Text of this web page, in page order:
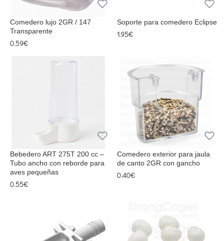
Comedero lujo 2GR / 147
Transparente
0.59€
Soporte para comedero Eclipse
1.95€
Bebedero ART 275T 200 cc –
Tubo ancho con reborde para
aves pequeñas
0.55€
Comedero exterior para jaula
de canto 2GR con gancho
0.40€